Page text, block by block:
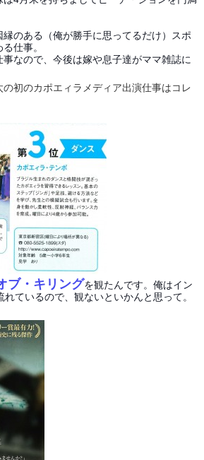
のある（俺が勝手に思ってるだけ）スポ
仕事。
なので、今後は嫁や息子達がママ雑誌に
初のカポエィラメディア出演仕事はコレ
ブ・キリングを観たんです。俺はイン
れているので、観ないといかんと思って。